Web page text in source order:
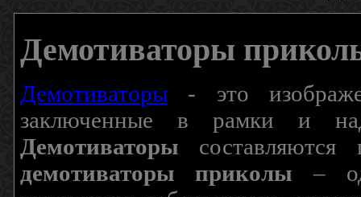
Демотиваторы
Демотиваторы- это
заключенные в рамки и
Демотиваторы составляются
демотиваторы приколы –